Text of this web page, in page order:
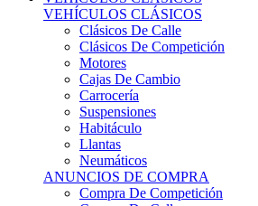
Clásicos De Calle
Clásicos De Competición
Motores
Cajas De Cambio
Carrocería
Suspensiones
Habitáculo
Llantas
Neumáticos
ANUNCIOS DE COMPRA
Compra De Competición
Compra De Calle
Compra De Piezas